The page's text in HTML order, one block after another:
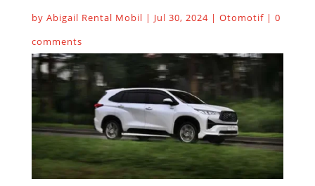
by Abigail Rental Mobil | Jul 30, 2024| Otomotif| 0
comments